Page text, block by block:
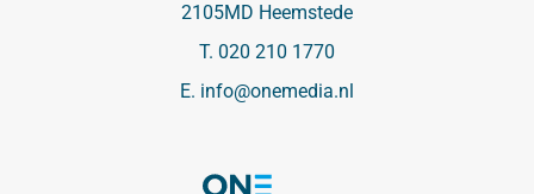
2105MD Heemstede
T. 020 210 1770
E. info@onemedia.nl